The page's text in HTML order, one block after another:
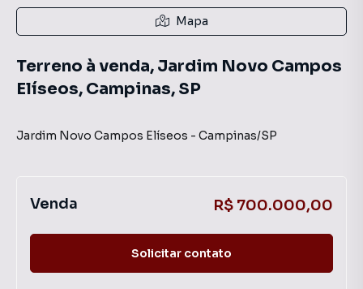
Mapa
Terreno à venda, Jardim Novo Campos
Elíseos, Campinas, SP
Jardim Novo Campos Elíseos - Campinas/SP
Venda R$ 700.000,00
Solicitar contato